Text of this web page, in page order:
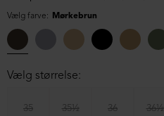
Vælg farve: Mørkebrun
Vælg størrelse:
35 35½ 36 36½